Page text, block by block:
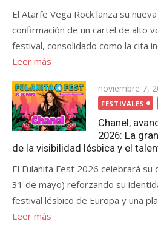
El Atarfe Vega Rock lanza su
confirmación de un cartel de alto
festival, consolidado como la cita
Leer más
Publicada
el
noviembre 7,
FESTIVALES
Chanel,
2026: La
de la visibilidad lésbica y el
El Fulanita Fest 2026 celebrará su
31 de mayo) reforzando su
festival lésbico de Europa y una
Leer más